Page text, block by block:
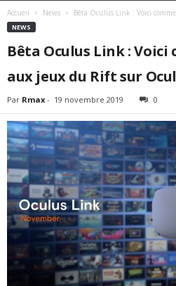
Accueil News Bêta Oculus Link : Voici
NEWS
Bêta Oculus Link :
aux jeux du Rift sur
Par Rmax - 19 novembre 2019 0